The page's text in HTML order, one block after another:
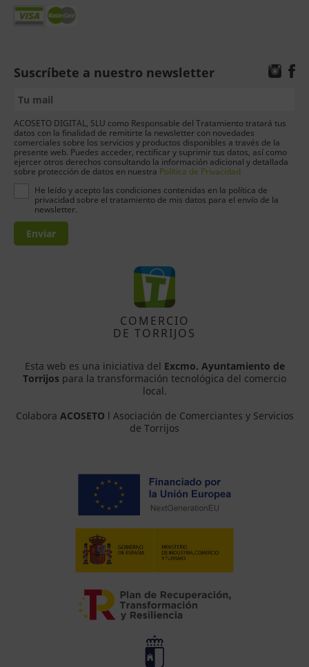
Suscríbete a nuestro newsletter
ACOSETO DIGITAL, SLU como Responsable del Tratamiento tratará tus
datos con la finalidad de remitirte la newsletter con novedades
comerciales sobre los servicios y productos disponibles a través de la
presente web. Puedes acceder, rectificar y suprimir tus datos, así como
ejercer otros derechos consultando la información adicional y detallada
sobre protección de datos en nuestra Política de Privacidad
He leído y acepto las condiciones contenidas en la política de
privacidad sobre el tratamiento de mis datos para el envío de la
newsletter.
Enviar
COMERCIO
DE TORRIJOS
Esta web es una iniciativa del Excmo. Ayuntamiento de
Torrijos para la transformación tecnológica del comercio
local.
Colabora ACOSETO l Asociación de Comerciantes y Servicios
de Torrijos